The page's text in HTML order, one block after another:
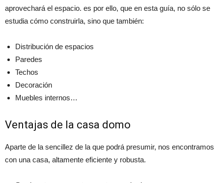
aprovechará el espacio. es por ello, que en esta guía, no sólo se
estudia cómo construirla, sino que también:
Distribución de espacios
Paredes
Techos
Decoración
Muebles internos…
Ventajas de la casa domo
Aparte de la sencillez de la que podrá presumir, nos encontramos
con una casa, altamente eficiente y robusta.